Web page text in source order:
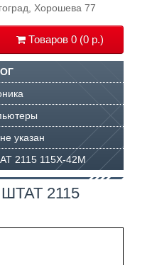
Хорошева 77
Товаров 0 (0 р.)
указан
2115 115Х-42М
2115